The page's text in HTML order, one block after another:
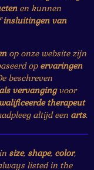
en kunnen
insluitingen van
op onze website zijn
op ervaringen
beschreven
vervangingvoor
therapeut
altijd een arts.
size, shape, color,
listed in the